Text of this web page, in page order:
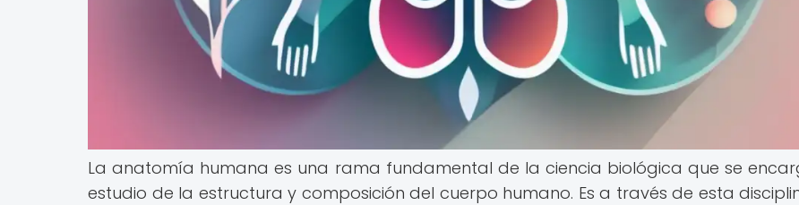
La anatomía humana es una rama fundamental de la ciencia biológica que se
estudio de la estructura y composición del cuerpo humano. Es a través de esta